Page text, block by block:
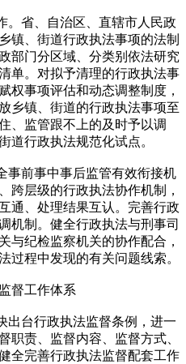
。省、自治区、直辖市人民政
镇、街道行政执法事项的法制
部门分区域、分类别依法研究
单。对拟予清理的行政执法事
权事项评估和动态调整制度，
乡镇、街道的行政执法事项至
、监管跟不上的及时予以调
道行政执法规范化试点。
事前事中事后监管有效衔接机
跨层级的行政执法协作机制，
通、处理结果互认。完善行政
机制。健全行政执法与刑事司
与纪检监察机关的协作配合，
过程中发现的有关问题线索。
督工作体系
出台行政执法监督条例，进一
职责、监督内容、监督方式、
全完善行政执法监督配套工作